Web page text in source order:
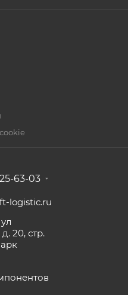
63-03
logistic.ru
20, стр.